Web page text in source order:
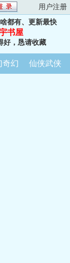
用户注册
都有、更新最快
书屋
好，恳请收藏
奇幻 仙侠武侠